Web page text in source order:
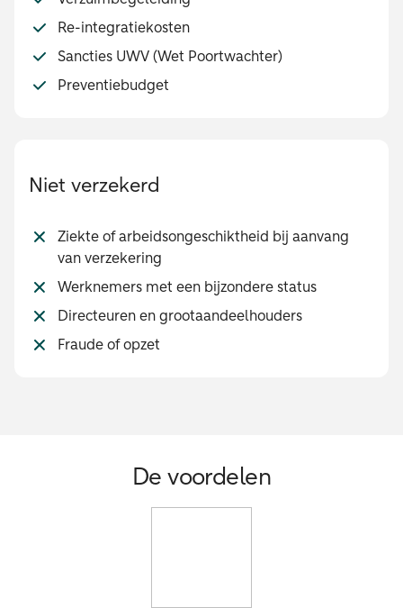
Re-integratiekosten
Sancties UWV (Wet Poortwachter)
Preventiebudget
Niet verzekerd
Ziekte of arbeidsongeschiktheid bij aanvang
van verzekering
Werknemers met een bijzondere status
Directeuren en grootaandeelhouders
Fraude of opzet
De voordelen